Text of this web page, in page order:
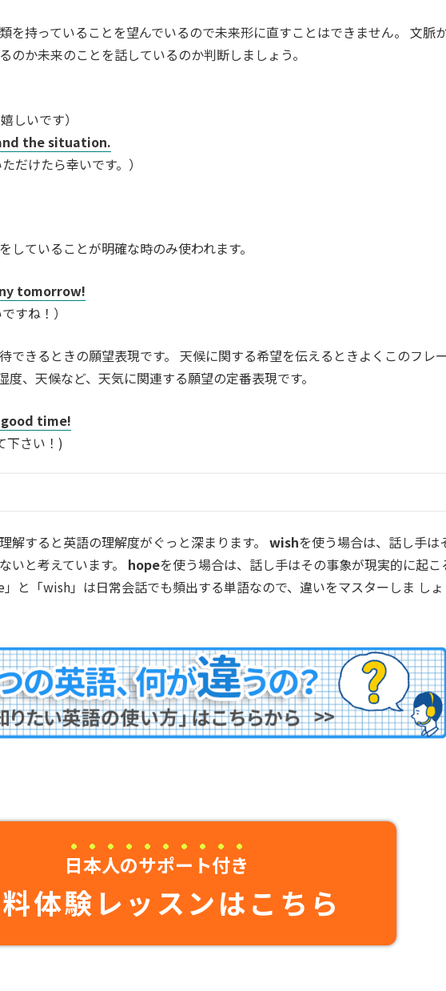
を持っていることを望んでいるので未来形に直すことはできません。 文脈
のか未来のことを話しているのか判断しましょう。
しいです）
the situation.
だけたら幸いです。）
していることが明確な時のみ使われます。
tomorrow!
すね！）
できるときの願望表現です。 天候に関する希望を伝えるときよくこのフレ
度、天候など、天気に関連する願望の定番表現です。
good time!
下さい！)
解すると英語の理解度がぐっと深まります。 wishを使う場合は、話し手は
いと考えています。 hopeを使う場合は、話し手はその事象が現実的に起こ
」と「wish」は日常会話でも頻出する単語なので、違いをマスターしま しょ
日本人のサポート付き
体験レッスンはこちら